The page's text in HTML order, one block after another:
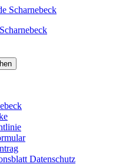
Datenschutz